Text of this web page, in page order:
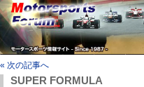
« 次の記事へ
SUPER FORMULA